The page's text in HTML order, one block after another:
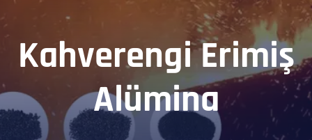
Kahverengi Erimiş
Alümina